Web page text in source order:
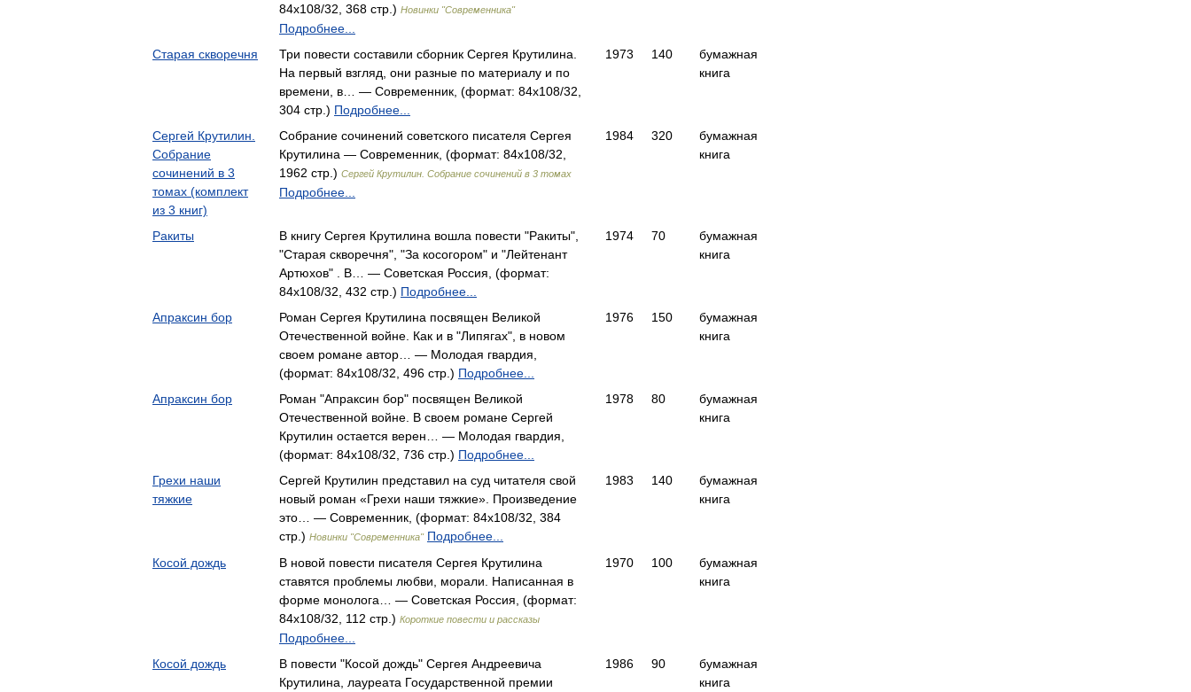
84x108/32, 368 стр.) Новинки "Современника"
Подробнее...
Старая скворечня
Три повести составили сборник Сергея Крутилина.
На первый взгляд, они разные по материалу и по
времени, в… — Современник, (формат: 84x108/32,
304 стр.) Подробнее...
1973 140
бумажная
книга
Сергей Крутилин.
Собрание
сочинений в 3
томах (комплект
из 3 книг)
Собрание сочинений советского писателя Сергея
Крутилина — Современник, (формат: 84x108/32,
1962 стр.) Сергей Крутилин. Собрание сочинений в 3 томах
Подробнее...
1984 320
бумажная
книга
Ракиты
В книгу Сергея Крутилина вошла повести "Ракиты",
"Старая скворечня", "За косогором" и "Лейтенант
Артюхов" . В… — Советская Россия, (формат:
84x108/32, 432 стр.) Подробнее...
1974 70
бумажная
книга
Апраксин бор
Роман Сергея Крутилина посвящен Великой
Отечественной войне. Как и в "Липягах", в новом
своем романе автор… — Молодая гвардия,
(формат: 84x108/32, 496 стр.) Подробнее...
1976 150
бумажная
книга
Апраксин бор
Роман "Апраксин бор" посвящен Великой
Отечественной войне. В своем романе Сергей
Крутилин остается верен… — Молодая гвардия,
(формат: 84x108/32, 736 стр.) Подробнее...
1978 80
бумажная
книга
Грехи наши
тяжкие
Сергей Крутилин представил на суд читателя свой
новый роман «Грехи наши тяжкие». Произведение
это… — Современник, (формат: 84x108/32, 384
стр.) Новинки "Современника" Подробнее...
1983 140
бумажная
книга
Косой дождь
В новой повести писателя Сергея Крутилина
ставятся проблемы любви, морали. Написанная в
форме монолога… — Советская Россия, (формат:
84x108/32, 112 стр.) Короткие повести и рассказы
Подробнее...
1970 100
бумажная
книга
Косой дождь
В повести "Косой дождь" Сергея Андреевича
Крутилина, лауреата Государственной премии
1986 90
бумажная
книга